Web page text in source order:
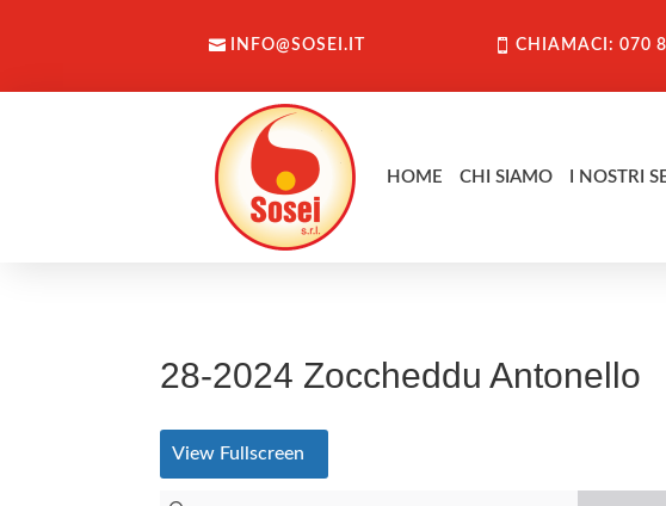
INFO@SOSEI.IT CHIAMACI: 070
HOME CHI SIAMO I NOSTRI
28-2024 Zoccheddu Antonello
View Fullscreen